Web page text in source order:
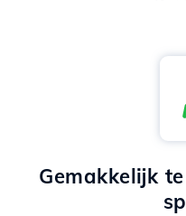
Gemakkelijk